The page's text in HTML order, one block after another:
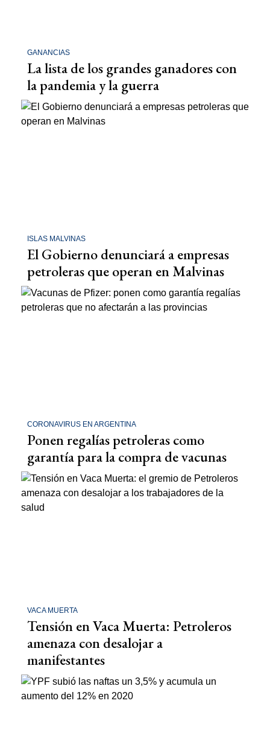
GANANCIAS
La lista de los grandes ganadores con
la pandemia y la guerra
ISLAS MALVINAS
El Gobierno denunciará a empresas
petroleras que operan en Malvinas
CORONAVIRUS EN ARGENTINA
Ponen regalías petroleras como
garantía para la compra de vacunas
VACA MUERTA
Tensión en Vaca Muerta: Petroleros
amenaza con desalojar a
manifestantes